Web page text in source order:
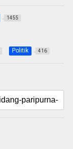
1455
Politik 416